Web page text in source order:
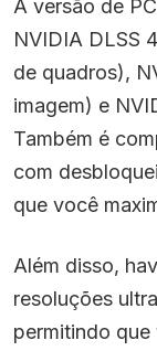
A versão de
NVIDIA DLSS
de quadros),
imagem) e
Também é
com
que você
Além disso,
resoluções
permitindo que